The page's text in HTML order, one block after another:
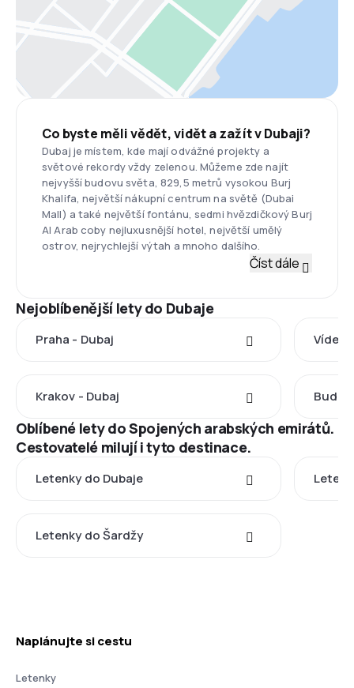
Co byste měli vědět, vidět a zažít v Dubaji?
Dubaj je místem, kde mají odvážné projekty a
světové rekordy vždy zelenou. Můžeme zde najít
nejvyšší budovu světa, 829,5 metrů vysokou Burj
Khalifa, největší nákupní centrum na světě (Dubai
Mall) a také největší fontánu, sedmi hvězdičkový Burj
Al Arab coby nejluxusnější hotel, největší umělý
ostrov, nejrychlejší výtah a mnoho dalšího.
Číst dále
Nejoblíbenější lety do Dubaje
Praha - Dubaj Vídeň
Krakov - Dubaj
Oblíbené lety do Spojených arabských emirátů.
Cestovatelé milují i tyto destinace.
Letenky do Dubaje
Letenky do Šardžy
Naplánujte si cestu
Letenky